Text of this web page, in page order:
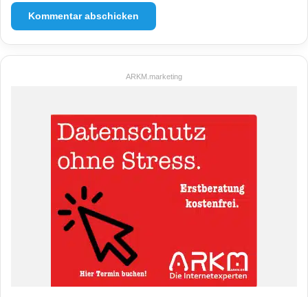
ARKM.marketing